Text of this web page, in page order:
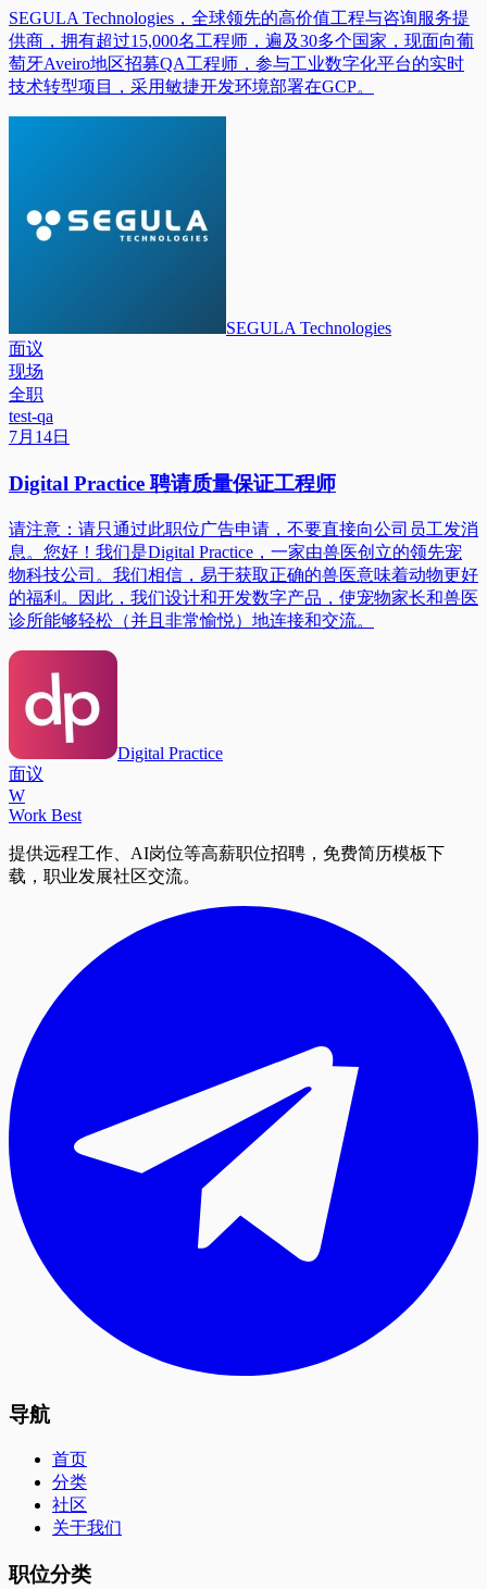
SEGULA Technologies，全球领先的高价值工程与咨询服务提
供商，拥有超过15,000名工程师，遍及30多个国家，现面向葡
萄牙Aveiro地区招募QA工程师，参与工业数字化平台的实时
技术转型项目，采用敏捷开发环境部署在GCP。
SEGULA Technologies
面议
现场
全职
test-qa
7月14日
Digital Practice 聘请质量保证工程师
请注意：请只通过此职位广告申请，不要直接向公司员工发消
息。您好！我们是Digital Practice，一家由兽医创立的领先宠
物科技公司。我们相信，易于获取正确的兽医意味着动物更好
的福利。因此，我们设计和开发数字产品，使宠物家长和兽医
诊所能够轻松（并且非常愉悦）地连接和交流。
Digital Practice
面议
W
Work Best
提供远程工作、AI岗位等高薪职位招聘，免费简历模板下
载，职业发展社区交流。
导航
首页
分类
社区
关于我们
职位分类